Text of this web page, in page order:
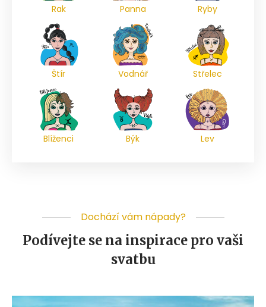
Rak Panna Ryby
Štír Vodnář Střelec
Blíženci Býk Lev
Dochází vám nápady?
Podívejte se na inspirace pro vaši
svatbu